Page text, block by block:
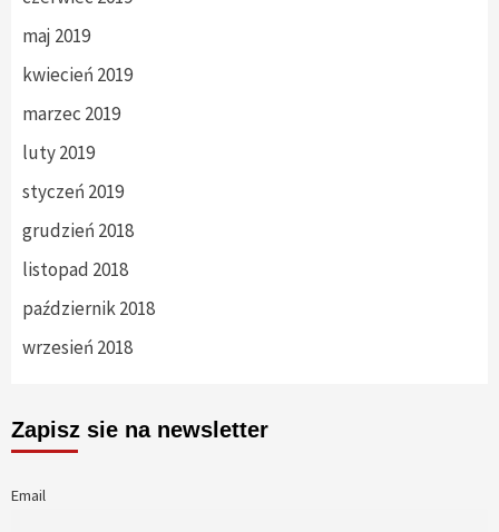
maj 2019
kwiecień 2019
marzec 2019
luty 2019
styczeń 2019
grudzień 2018
listopad 2018
październik 2018
wrzesień 2018
Zapisz sie na newsletter
Email